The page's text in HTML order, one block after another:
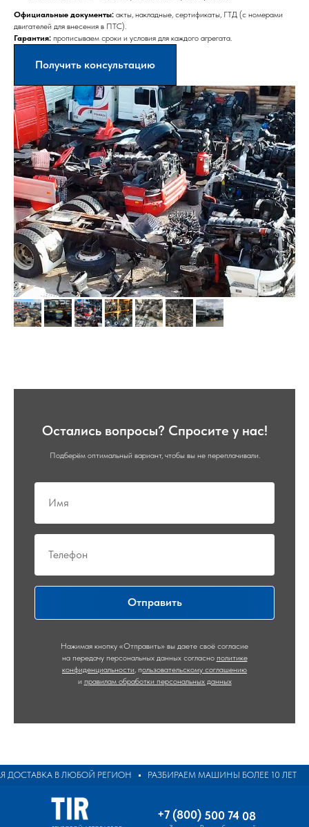
Официальные документы: акты, накладные, сертификаты, ГТД (с номерами
двигателей для внесения в ПТС).
Гарантия: прописываем сроки и условия для каждого агрегата.
Получить консультацию
Остались вопросы? Спросите у нас!
Подберём оптимальный вариант, чтобы вы не переплачивали.
Отправить
Нажимая кнопку «Отправить» вы даете своё согласие
на передачу персональных данных согласно политике
конфиденциальности, пользовательскому соглашению
и правилам обработки персональных данных
В ЛЮБОЙ РЕГИОН РАЗБИРАЕМ МАШИНЫ БОЛЕЕ 10 ЛЕТ
+7 (800) 500 74 08